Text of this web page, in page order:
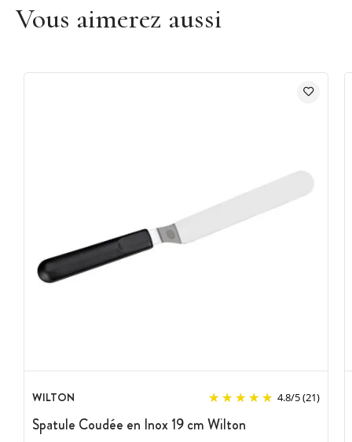
Vous aimerez aussi
WILTON 4.8/5(21)
Spatule Coudée en Inox 19 cm Wilton